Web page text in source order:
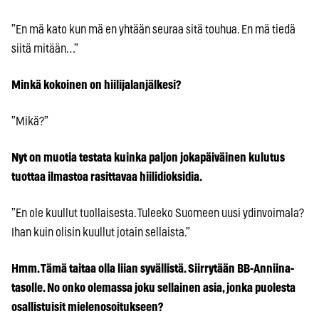
”En mä kato kun mä en yhtään seuraa sitä touhua. En mä tiedä
siitä mitään…”
Minkä kokoinen on hiilijalanjälkesi?
”Mikä?”
Nyt on muotia testata kuinka paljon jokapäiväinen kulutus
tuottaa ilmastoa rasittavaa hiilidioksidia.
”En ole kuullut tuollaisesta. Tuleeko Suomeen uusi ydinvoimala?
Ihan kuin olisin kuullut jotain sellaista.”
Hmm. Tämä taitaa olla liian syvällistä. Siirrytään BB-Anniina-
tasolle. No onko olemassa joku sellainen asia, jonka puolesta
osallistuisit mielenosoitukseen?